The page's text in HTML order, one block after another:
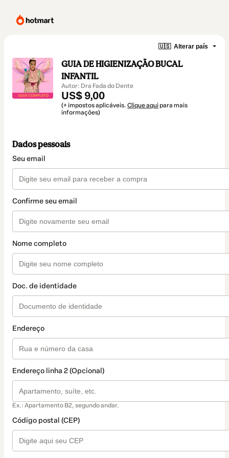
🇺🇸 Alterar país
GUIA DE HIGIENIZAÇÃO BUCAL
INFANTIL
Autor: Dra Fada do Dente
US$ 9,00
(+ impostos aplicáveis. Clique aqui para mais
informações)
Dados pessoais
Seu email
Confirme seu email
Nome completo
Doc. de identidade
Endereço
Endereço linha 2 (Opcional)
Ex.: Apartamento B2, segundo andar.
Código postal (CEP)